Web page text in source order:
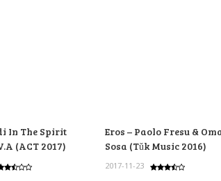
In The Spirit
(ACT 2017)
Eros – Paolo Fresu &
Sosa (Tǔk Music 2016)
2017-11-23